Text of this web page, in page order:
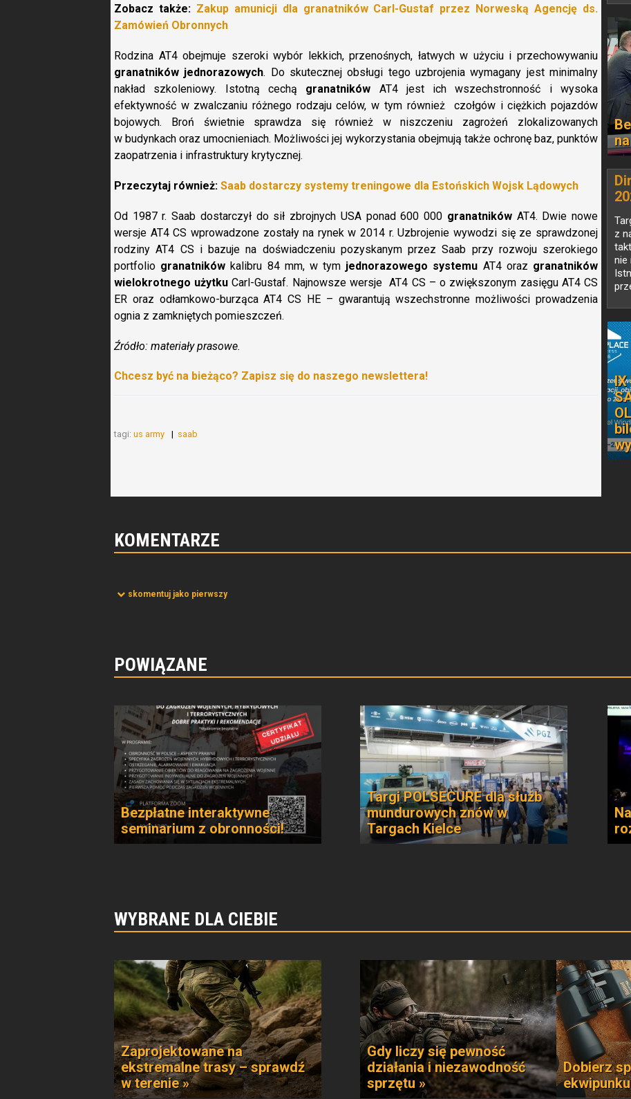
Zobacz także: Zakup amunicji dla granatników Carl-Gustaf przez Norweską Agencję ds.
Zamówień Obronnych
Rodzina AT4 obejmuje szeroki wybór lekkich, przenośnych, łatwych w użyciu i przechowywaniu
granatników jednorazowych. Do skutecznej obsługi tego uzbrojenia wymagany jest minimalny
nakład szkoleniowy. Istotną cechą granatników AT4 jest ich wszechstronność i wysoka
efektywność w zwalczaniu różnego rodzaju celów, w tym również czołgów i ciężkich pojazdów
bojowych. Broń świetnie sprawdza się również w niszczeniu zagrożeń zlokalizowanych
w budynkach oraz umocnieniach. Możliwości jej wykorzystania obejmują także ochronę baz, punktów
zaopatrzenia i infrastruktury krytycznej.
Przeczytaj również: Saab dostarczy systemy treningowe dla Estońskich Wojsk Lądowych
Od 1987 r. Saab dostarczył do sił zbrojnych USA ponad 600 000 granatnikówAT4. Dwie nowe
wersje AT4 CS wprowadzone zostały na rynek w 2014 r. Uzbrojenie wywodzi się ze sprawdzonej
rodziny AT4 CS i bazuje na doświadczeniu pozyskanym przez Saab przy rozwoju szerokiego
portfolio granatników kalibru 84 mm, w tym jednorazowego systemu AT4 oraz granatników
wielokrotnego użytku Carl-Gustaf. Najnowsze wersje AT4 CS – o zwiększonym zasięgu AT4 CS
ER oraz odłamkowo-burząca AT4 CS HE – gwarantują wszechstronne możliwości prowadzenia
ognia z zamkniętych pomieszczeń.
Źródło: materiały prasowe.
Chcesz być na bieżąco? Zapisz się do naszego newslettera!
tagi: us army saab
z
nie
IX
KOMENTARZE
skomentuj jako pierwszy
POWIĄZANE
Bezpłatne interaktywne
seminarium z obronności!
Targi POLSECURE dla służb
mundurowych znów w
Targach Kielce
WYBRANE DLA CIEBIE
Zaprojektowane na
ekstremalne trasy – sprawdź
w terenie »
Gdy liczy się pewność
działania i niezawodność
sprzętu »
Dobierz